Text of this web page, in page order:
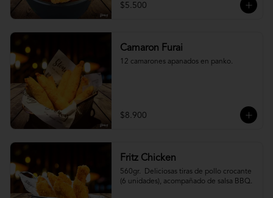
$5.500
Camaron Furai
12 camarones apanados en panko.
$8.900
Fritz Chicken
560gr.  Deliciosas tiras de pollo crocante
(6 unidades), acompañado de salsa BBQ.